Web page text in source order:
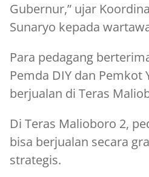
Gubernur,” ujar
Sunaryo kepada
Para pedagang
Pemda DIY dan Pemkot
berjualan di Teras
Di Teras Malioboro 2,
bisa berjualan secara
strategis.